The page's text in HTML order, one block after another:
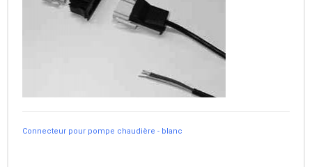
Connecteur pour pompe chaudière - blanc